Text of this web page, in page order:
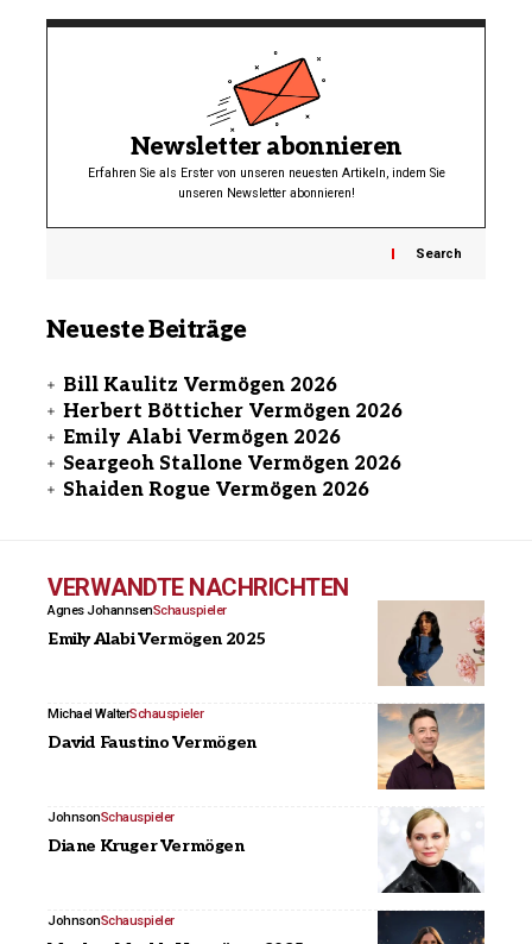
Newsletter abonnieren
Erfahren Sie als Erster von unseren neuesten Artikeln, indem Sie
unseren Newsletter abonnieren!
Search
Neueste Beiträge
Bill Kaulitz Vermögen 2026
Herbert Bötticher Vermögen 2026
Emily Alabi Vermögen 2026
Seargeoh Stallone Vermögen 2026
Shaiden Rogue Vermögen 2026
VERWANDTE NACHRICHTEN
Agnes JohannsenSchauspieler
Emily Alabi Vermögen 2025
Michael WalterSchauspieler
David Faustino Vermögen
JohnsonSchauspieler
Diane Kruger Vermögen
JohnsonSchauspieler